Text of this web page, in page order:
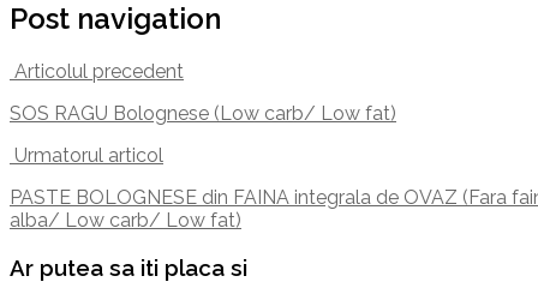
Post navigation
Articolul precedent
SOS RAGU Bolognese (Low carb/ Low fat)
Urmatorul articol
PASTE BOLOGNESE din FAINA integrala de OVAZ (Fara
alba/ Low carb/ Low fat)
Ar putea sa iti placa si